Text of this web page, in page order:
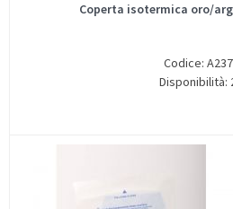
Coperta isotermica oro/
Codice:
Disponibilità: